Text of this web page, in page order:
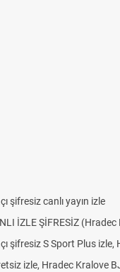
şifresiz canlı yayın izle
İZLE ŞİFRESİZ
şifresiz S Sport Plus izle,
izle, Hradec Kralove